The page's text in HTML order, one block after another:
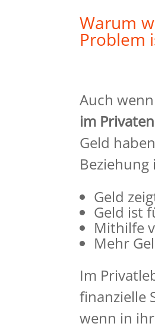
Warum
Problem
Auch
im
Geld
Beziehung
Geld
Geld ist
Mithilfe
Mehr
Im
finanzielle
wenn in